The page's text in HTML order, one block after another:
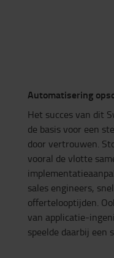
Automatisering
Het succes van dit
de basis voor een
door vertrouwen.
vooral de vlotte
sales engineers,
offertelooptijden.
van applicatie-
speelde daarbij een